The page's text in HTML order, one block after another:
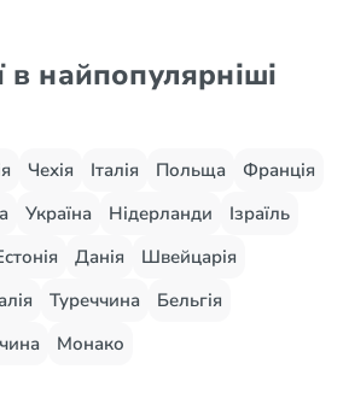
в найпопулярніші
Чехія Італія Польща
Франція
Україна Нідерланди
Ізраїль
Данія
Швейцарія
Туреччина
Бельгія
Монако